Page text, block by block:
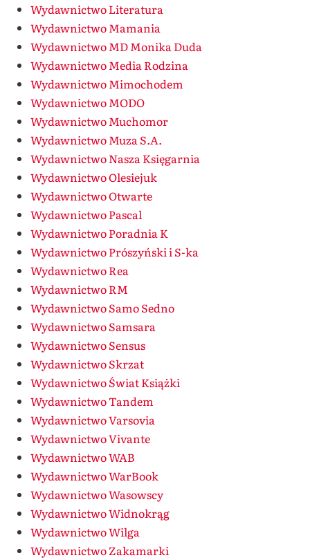
Wydawnictwo Literatura
Wydawnictwo Mamania
Wydawnictwo MD Monika Duda
Wydawnictwo Media Rodzina
Wydawnictwo Mimochodem
Wydawnictwo MODO
Wydawnictwo Muchomor
Wydawnictwo Muza S.A.
Wydawnictwo Nasza Księgarnia
Wydawnictwo Olesiejuk
Wydawnictwo Otwarte
Wydawnictwo Pascal
Wydawnictwo Poradnia K
Wydawnictwo Prószyński i S-ka
Wydawnictwo Rea
Wydawnictwo RM
Wydawnictwo Samo Sedno
Wydawnictwo Samsara
Wydawnictwo Sensus
Wydawnictwo Skrzat
Wydawnictwo Świat Książki
Wydawnictwo Tandem
Wydawnictwo Varsovia
Wydawnictwo Vivante
Wydawnictwo WAB
Wydawnictwo WarBook
Wydawnictwo Wasowscy
Wydawnictwo Widnokrąg
Wydawnictwo Wilga
Wydawnictwo Zakamarki